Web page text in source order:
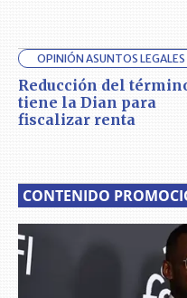
OPINIÓN ASUNTOS LEGALES
Reducción del
tiene la Dian para
fiscalizar renta